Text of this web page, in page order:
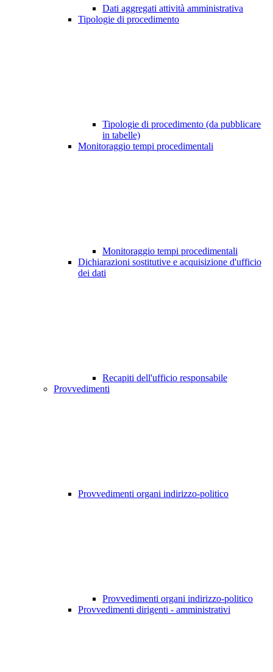
Dati aggregati attività amministrativa
Tipologie di procedimento
Tipologie di procedimento (da pubblicare
in tabelle)
Monitoraggio tempi procedimentali
Monitoraggio tempi procedimentali
Dichiarazioni sostitutive e acquisizione d'ufficio
dei dati
Recapiti dell'ufficio responsabile
Provvedimenti
Provvedimenti organi indirizzo-politico
Provvedimenti organi indirizzo-politico
Provvedimenti dirigenti - amministrativi